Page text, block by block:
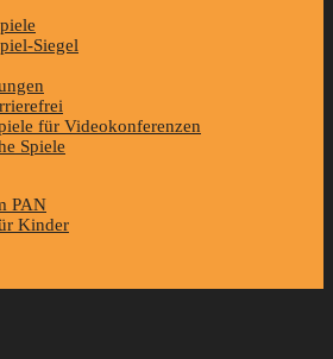
Siegel
für Videokonferenzen
Spiele
PAN
Kinder